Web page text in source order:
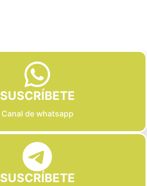
SUSCRÍBETE
Canal de whatsapp
SUSCRÍBETE